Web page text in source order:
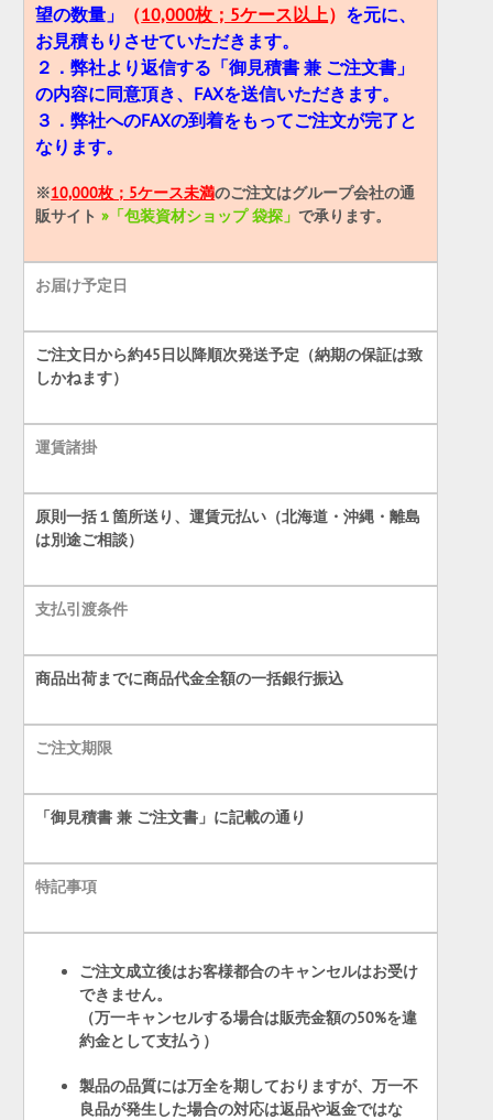
望の数量」
（10,000枚；5ケース以上） を元に、
お見積もりさせていただきます。
２．弊社より返信する「御見積書 兼 ご注文書」
の内容に同意頂き、FAXを送信いただきます。
３．弊社へのFAXの到着をもってご注文が完了と
なります。
※10,000枚；5ケース未満のご注文はグループ会社の通
販サイト»「包装資材ショップ 袋探」で承ります。
お届け予定日
ご注文日から約45日以降順次発送予定（納期の保証は致
しかねます）
運賃諸掛
原則一括１箇所送り、運賃元払い（北海道・沖縄・離島
は別途ご相談）
支払引渡条件
商品出荷までに商品代金全額の一括銀行振込
ご注文期限
「御見積書 兼 ご注文書」に記載の通り
特記事項
ご注文成立後はお客様都合のキャンセルはお受け
できません。
（万一キャンセルする場合は販売金額の50%を違
約金として支払う）
製品の品質には万全を期しておりますが、万一不
良品が発生した場合の対応は返品や返金ではな